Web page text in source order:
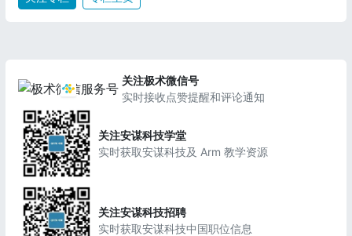
关注极术微信号
实时接收点赞提醒和评论通知
关注安谋科技学堂
实时获取安谋科技及 Arm 教学资源
关注安谋科技招聘
实时获取安谋科技中国职位信息